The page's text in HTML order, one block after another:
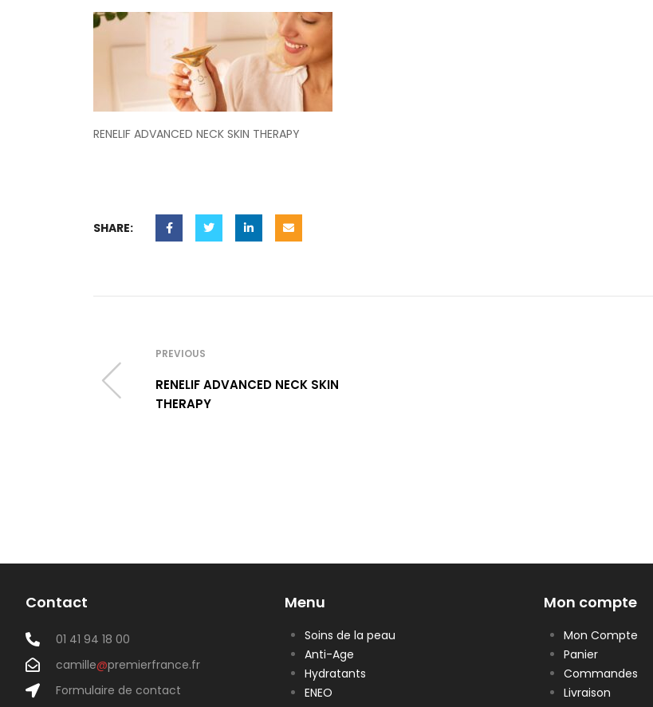
RENELIF ADVANCED NECK SKIN THERAPY
SHARE:
PREVIOUS
RENELIF ADVANCED NECK SKIN
THERAPY
Contact
01 41 94 18 00
camille@premierfrance.fr
Formulaire de contact
Menu
Soins de la peau
Anti-Age
Hydratants
ENEO
Mon compte
Mon Compte
Panier
Commandes
Livraison